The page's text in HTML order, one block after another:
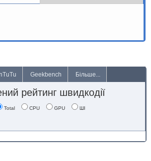
Geekbench Більше...
рейтинг швидкодії
Total CPU GPU ШІ